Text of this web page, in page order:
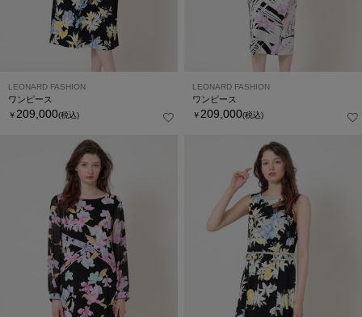
LEONARD FASHION
ワンピース
￥ 209,000(税込)
LEONARD FASHION
ワンピース
￥ 209,000(税込)